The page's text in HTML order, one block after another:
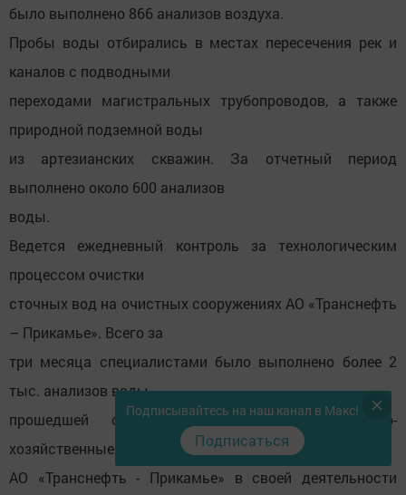
было выполнено 866 анализов воздуха.
Пробы воды отбирались в местах пересечения рек и
каналов с подводными
переходами магистральных трубопроводов, а также
природной подземной воды
из артезианских скважин. За отчетный период
выполнено около 600 анализов
воды.
Ведется ежедневный контроль за технологическим
процессом очистки
сточных вод на очистных сооружениях АО «Транснефть
– Прикамье». Всего за
три месяца специалистами было выполнено более 2
тыс. анализов воды,
прошедшей очистку и сброшенной в рыбо-
хозяйственные водоемы.
АО «Транснефть - Прикамье» в своей деятельности
Подписывайтесь на наш канал в Макс!
Подписаться